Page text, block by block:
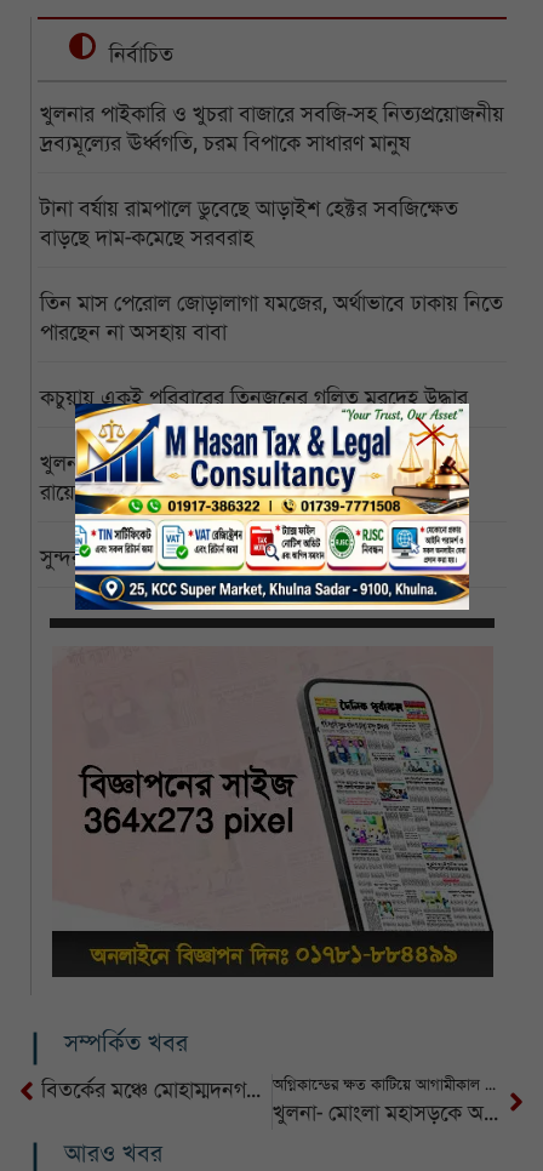
নির্বাচিত
খুলনার পাইকারি ও খুচরা বাজারে সবজি-সহ নিত্যপ্রয়োজনীয়
দ্রব্যমূল্যের ঊর্ধ্বগতি, চরম বিপাকে সাধারণ মানুষ
টানা বর্ষায় রামপালে ডুবেছে আড়াইশ হেক্টর সবজিক্ষেত
বাড়ছে দাম-কমেছে সরবরাহ
তিন মাস পেরোল জোড়ালাগা যমজের, অর্থাভাবে ঢাকায় নিতে
পারছেন না অসহায় বাবা
কচুয়ায় একই পরিবারের তিনজনের গলিত মরদেহ উদ্ধার
খুলনা বিশ্ববিদ্যালয়ের পাইকগাছা ক্যাম্পাস বিজ্ঞানী পিসি
রায়ের নামে নামকরণের দাবি
সুন্দরবনে ইতিবাচক বার্তা, বাঘের সংখ্যা বেড়ে ১২৫
সম্পর্কিত খবর
বিতর্কের মঞ্চে মোহাম্মদনগরের কৃতিত্ব, দেশসেরার তালিকায় খুলনা ৪র্থ অগ্নিকান্ডের ক্ষত কাটিয়ে আগামীকাল থেকে চালু হচ্ছে খুলনা সিটি মেডিকেল হাসপাতাল
খুলনা- মোংলা মহাসড়কে অধিকাংশ বাসস্ট্যান্ডে যাত্রী বিশ্রামাগার নেই
আরও খবর